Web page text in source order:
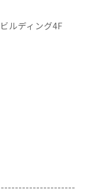
ルディング4F